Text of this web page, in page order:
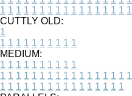
1 1 1 1 1 1 1 1 1 1 1 1 1 1 1 1 1
CUTTLY OLD:
1
1 1 1 1 1 1 1 1 1 1
MEDIUM:
1 1 1 1 1 1 1 1 1 1
1 1 1 1 1 1 1 1 1 1 1 1 1 1 1 1 1
1 1 1 1 1 1 1 1 1 1 1 1 1 1 1 1